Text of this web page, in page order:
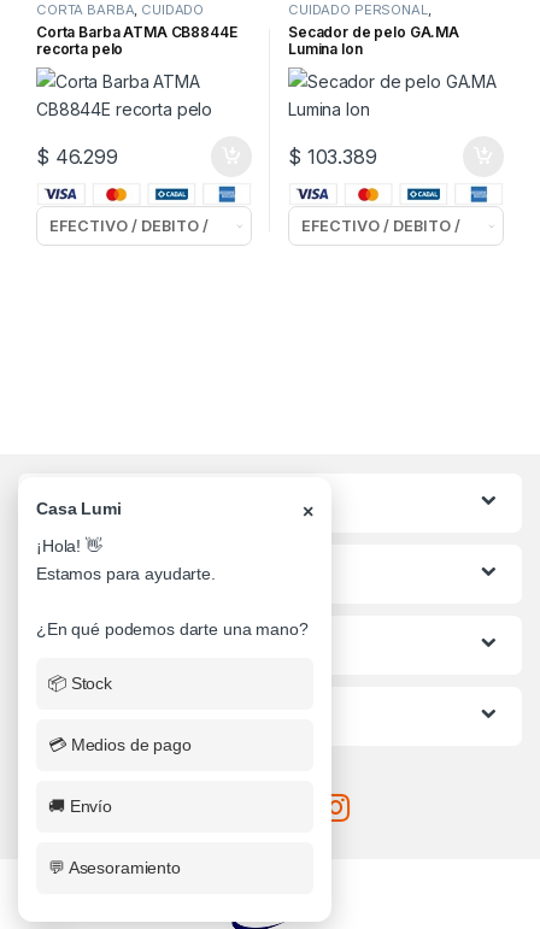
CORTA BARBA, CUIDADO
PERSONAL
Corta Barba ATMA CB8844E
recorta pelo
$ 46.299
CUIDADO PERSONAL,
SECADORES de PELO
Secador de pelo GA.MA
Lumina Ion
$ 103.389
Categorias
Lo mas buscado
Informacion al Cliente
Casa Lumi ×
¡Hola! 👋
Estamos para ayudarte.
¿En qué podemos darte una mano?
📦 Stock
💳 Medios de pago
🚚 Envío
💬 Asesoramiento